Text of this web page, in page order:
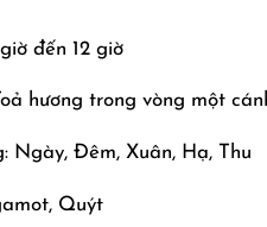
đến 12 giờ
hương trong vòng một
Ngày, Đêm, Xuân, Hạ, Thu
Quýt